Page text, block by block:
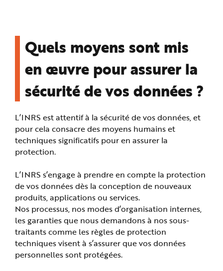
Quels moyens sont mis
en œuvre pour assurer la
sécurité de vos données ?
L’INRS est attentif à la sécurité de vos données, et
pour cela consacre des moyens humains et
techniques significatifs pour en assurer la
protection.
L’INRS s’engage à prendre en compte la protection
de vos données dès la conception de nouveaux
produits, applications ou services.
Nos processus, nos modes d’organisation internes,
les garanties que nous demandons à nos sous-
traitants comme les règles de protection
techniques visent à s’assurer que vos données
personnelles sont protégées.